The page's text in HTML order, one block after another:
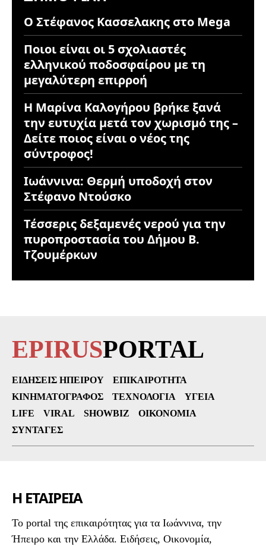
Ο Στέφανος Κασσελακης στο Mega
Ποιοι είναι οι 5 σχολιαστές
ελληνικού ποδοσφαίρου με τη
μεγαλύτερη επιρροή
Η Μαρίνα Καλογήρου βρήκε ξανά
την ευτυχία μετά τον χωρισμό της –
Δείτε ποιος είναι ο νέος της
σύντροφος!
Ιωάννινα: Θερμή υποδοχή στον
Στέφανο Ντούσκο
Τέσσερις δεξαμενές νερού για την
πυροπροστασία του Δήμου Β.
Τζουμέρκων
EPIRUSPORTAL
ΕΙΔΉΣΕΙΣ ΗΠΕΊΡΟΥ
ΕΠΙΚΑΙΡΌΤΗΤΑ
ΚΙΝΗΜΑΤΟΓΡΆΦΟΣ
ΤΕΧΝΟΛΟΓΊΑ
ΥΓΕΊΑ
LIFE
VIRAL SHOWBIZ
ΟΙΚΟΝΟΜΊΑ
ΣΥΝΤΑΓΈΣ
Η ΕΤΑΙΡΕΙΑ
To portal της επικαιρότητας για τα Ιωάννινα, την
Ήπειρο και την Ελλάδα. Ειδήσεις, Οικονομία,